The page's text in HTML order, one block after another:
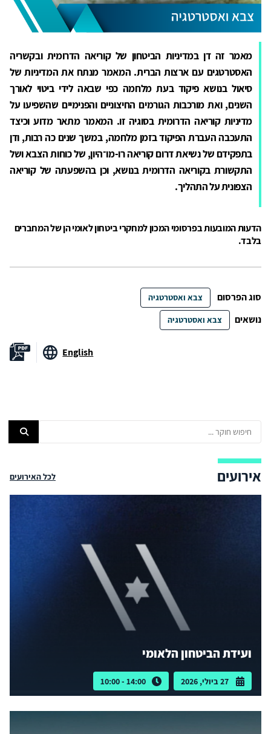
מאמר זה דן במדיניות הביטחון של קוריאה הדרומית ובקשריה
האסטרטגים עם ארצות הברית. המאמר מנתח את המדיניות של
סיאול בנושא פיקוד בעת מלחמה כפי שבאה לידי ביטוי לאורך
השנים, ואת מורכבות הגורמים החיצוניים והפנימיים שהשפיעו על
מדיניות קוריאה הדרומית בסוגיה זו. המאמר מתאר מדוע וכיצד
התעכבה העברת הפיקוד בזמן מלחמה, במשך שנים כה רבות, ודן
בתפקידם של נשיאת דרום קוריאה רו-מו־היון, של כוחות הצבא ושל
התקשורת בקוריאה הדרומית בנושא, וכן בהשפעתה של קוריאה
הצפונית על התהליך.
הדעות המובעות בפרסומי המכון למחקרי ביטחון לאומי הן של המחברים
בלבד.
סוג הפרסום צבא ואסטרטגיה
נושאים צבא ואסטרטגיה
English
אירועים לכל האירועים
ועידת הביטחון הלאומי
27 ביולי, 2026 14:00 - 10:00